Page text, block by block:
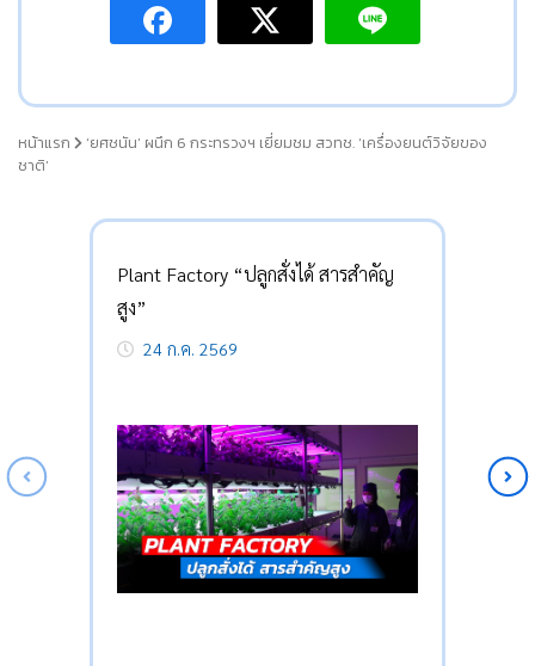
หน้าแรก
‘ยศชนัน’ ผนึก 6 กระทรวงฯ เยี่ยมชม สวทช. ‘เครื่องยนต์วิจัยของ
ชาติ’
Plant Factory “ปลูกสั่งได้ สารสำคัญ
สูง”
24 ก.ค. 2569